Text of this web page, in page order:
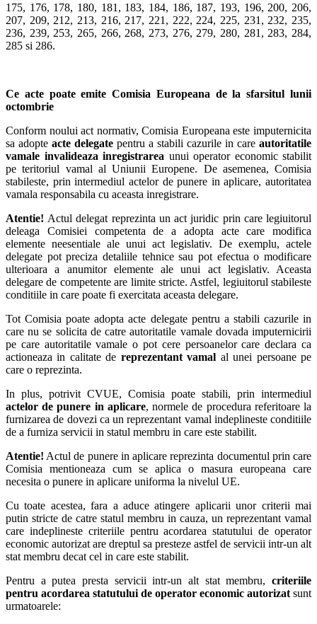
175, 176, 178, 180, 181, 183, 184, 186, 187, 193, 196, 200, 206,
207, 209, 212, 213, 216, 217, 221, 222, 224, 225, 231, 232, 235,
236, 239, 253, 265, 266, 268, 273, 276, 279, 280, 281, 283, 284,
285 si 286.
Ce acte poate emite Comisia Europeana de la sfarsitul lunii
octombrie
Conform noului act normativ, Comisia Europeana este imputernicita
sa adopte acte delegate pentru a stabili cazurile in care autoritatile
vamale invalideaza inregis­trarea unui operator economic stabilit
pe teritoriul vamal al Uniunii Europene. De asemenea, Comisia
stabileste, prin intermediul actelor de punere in aplicare, autoritatea
vamala responsabila cu aceasta inregistrare.
Atentie! Actul delegat reprezinta un act juridic prin care legiuitorul
deleaga Comisiei competenta de a adopta acte care modifica
elemente neesentiale ale unui act legislativ. De exemplu, actele
delegate pot preciza detaliile tehnice sau pot efectua o modificare
ulterioara a anumitor elemente ale unui act legislativ. Aceasta
delegare de competente are limite stricte. Astfel, legiuitorul stabileste
conditiile in care poate fi exercitata aceasta delegare.
Tot Comisia poate adopta acte delegate pentru a stabili cazurile in
care nu se solicita de catre autoritatile vamale dovada imputernicirii
pe care autoritatile vamale o pot cere persoanelor care declara ca
actioneaza in calitate de reprezentant vamal al unei persoane pe
care o reprezinta.
In plus, potrivit CVUE, Comisia poate stabili, prin intermediul
actelor de punere in aplicare, normele de procedura referitoare la
furnizarea de dovezi ca un reprezentant vamal indeplineste conditiile
de a furniza servicii in statul membru in care este stabilit.
Atentie! Actul de punere in aplicare reprezinta documentul prin care
Comisia mentioneaza cum se aplica o masura europeana care
necesita o punere in aplicare uniforma la nivelul UE.
Cu toate acestea, fara a aduce atingere aplicarii unor criterii mai
putin stricte de catre statul membru in cauza, un reprezentant vamal
care inde­plineste criteriile pentru acordarea statutului de operator
economic autorizat are dreptul sa presteze astfel de servicii intr-un alt
stat membru decat cel in care este stabilit.
Pentru a putea presta servicii intr-un alt stat membru, criteriile
pentru acordarea statutului de operator economic autorizat sunt
urmatoarele: